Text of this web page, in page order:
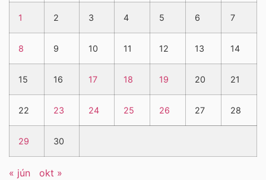
1 2 3 4 5 6 7
8 9 10 11 12 13 14
15 16 17 18 19 20 21
22 23 24 25 26 27 28
29 30
« jún okt »